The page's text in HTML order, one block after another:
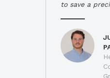
to save a